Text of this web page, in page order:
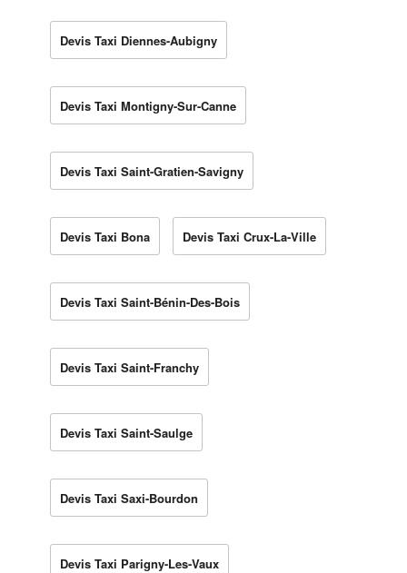
Devis Taxi Diennes-Aubigny
Devis Taxi Montigny-Sur-Canne
Devis Taxi Saint-Gratien-Savigny
Devis Taxi Bona Devis Taxi Crux-La-Ville
Devis Taxi Saint-Bénin-Des-Bois
Devis Taxi Saint-Franchy
Devis Taxi Saint-Saulge
Devis Taxi Saxi-Bourdon
Devis Taxi Parigny-Les-Vaux